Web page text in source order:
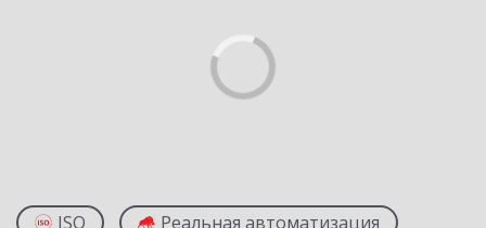
ISO Реальная автоматизация